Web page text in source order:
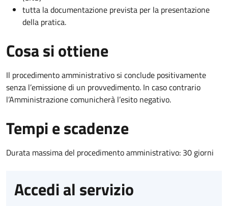
tutta la documentazione prevista per la presentazione
della pratica.
Cosa si ottiene
Il procedimento amministrativo si conclude positivamente
senza l’emissione di un provvedimento. In caso contrario
l’Amministrazione comunicherà l’esito negativo.
Tempi e scadenze
Durata massima del procedimento amministrativo: 30 giorni
Accedi al servizio